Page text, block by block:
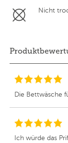
Nicht
Die Bettwäsche
Ich würde das